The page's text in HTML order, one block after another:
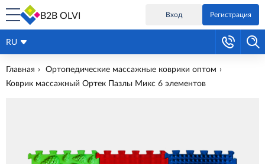
B2B OLVI Вход Регистрация
RU
Главная
Ортопедические массажные коврики оптом
Коврик массажный Ортек Пазлы Микс 6 элементов